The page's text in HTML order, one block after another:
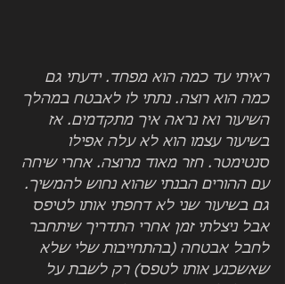
ראיתי עד כמה הוא מפחד. ידעתי גם
כמה הוא רוצה. נתתי לו לאבטח במהלך
השיעור ואז נראה איך מתקדמים. אז
בשיעור עצמו הוא לא עלה אפילו
סנטימטר. חזר מאוד מרוצה. אחרי שיחה
עם ההורים הבנתי שהוא נחוש להמשיך.
גם בשיעור שני לא דחפתי אותו לטיפס
אבל ניצלתי זמן אחרי התדריך שיתחבר
לחבל אבטחה (בהתחייבות שלי שלא
שאשכנע אותו לטפס) רק לשבת על